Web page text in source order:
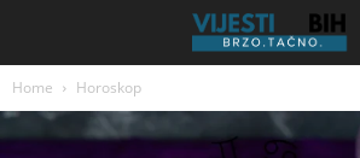
Home Horoskop